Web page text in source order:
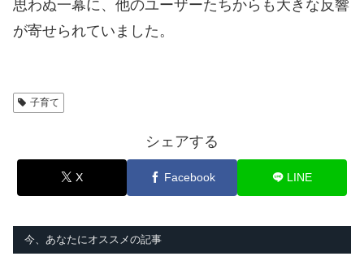
思わぬ一幕に、他のユーザーたちからも大きな反響
が寄せられていました。
子育て
シェアする
X Facebook LINE
今、あなたにオススメの記事